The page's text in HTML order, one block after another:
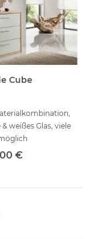
Cube
weißes Glas, viele
€